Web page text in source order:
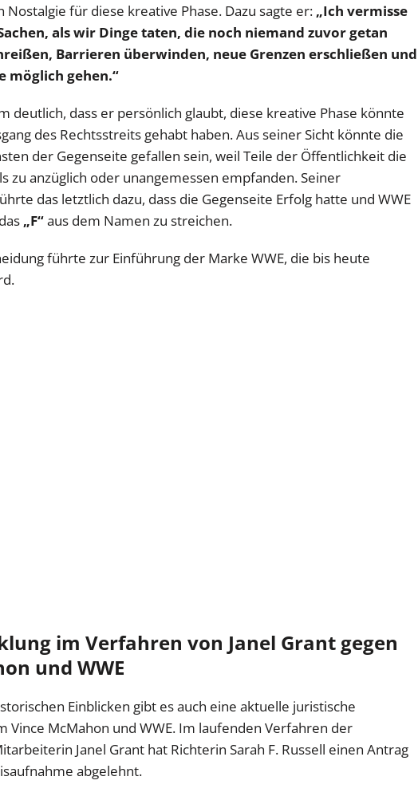
Nostalgie für diese kreative Phase. Dazu sagte er: „Ich vermisse
als wir Dinge taten, die noch niemand zuvor getan
Barrieren überwinden, neue Grenzen erschließen und
möglich gehen.“
deutlich, dass er persönlich glaubt, diese kreative Phase könnte
des Rechtsstreits gehabt haben. Aus seiner Sicht könnte die
der Gegenseite gefallen sein, weil Teile der Öffentlichkeit die
zu anzüglich oder unangemessen empfanden. Seiner
das letztlich dazu, dass die Gegenseite Erfolg hatte und WWE
„F“aus dem Namen zu streichen.
führte zur Einführung der Marke WWE, die bis heute
im Verfahren von Janel Grant gegen
und WWE
Einblicken gibt es auch eine aktuelle juristische
Vince McMahon und WWE. Im laufenden Verfahren der
Janel Grant hat Richterin Sarah F. Russell einen Antrag
abgelehnt.